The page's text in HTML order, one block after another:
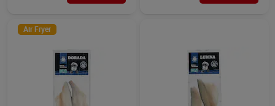
Air Fryer